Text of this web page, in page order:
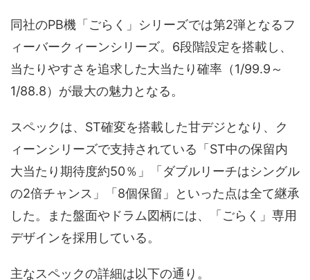
同社のPB機「ごらく」シリーズでは第2弾となるフ
ィーバークィーンシリーズ。6段階設定を搭載し、
当たりやすさを追求した大当たり確率（1/99.9～
1/88.8）が最大の魅力となる。
スペックは、ST確変を搭載した甘デジとなり、ク
ィーンシリーズで支持されている「ST中の保留内
大当たり期待度約50％」「ダブルリーチはシングル
の2倍チャンス」「8個保留」といった点は全て継承
した。また盤面やドラム図柄には、「ごらく」専用
デザインを採用している。
主なスペックの詳細は以下の通り。